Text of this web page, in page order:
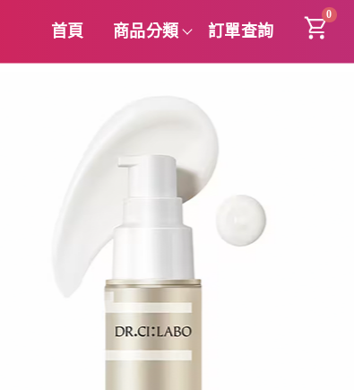
首頁 商品分類 訂單查詢
0